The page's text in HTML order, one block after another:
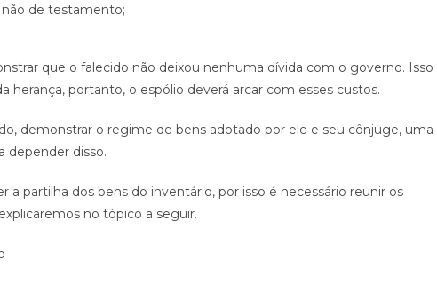
de testamento;
que o falecido não deixou nenhuma dívida com o governo. Isso
portanto, o espólio deverá arcar com esses custos.
demonstrar o regime de bens adotado por ele e seu cônjuge, uma
depender disso.
a partilha dos bens do inventário, por isso é necessário reunir os
no tópico a seguir.